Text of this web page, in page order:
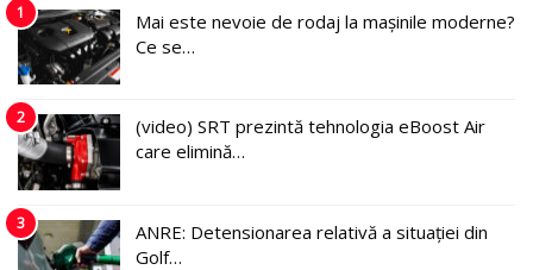
1
Mai este nevoie de rodaj la mașinile moderne?
Ce se…
2
(video) SRT prezintă tehnologia eBoost Air
care elimină…
3
ANRE: Detensionarea relativă a situației din
Golf…